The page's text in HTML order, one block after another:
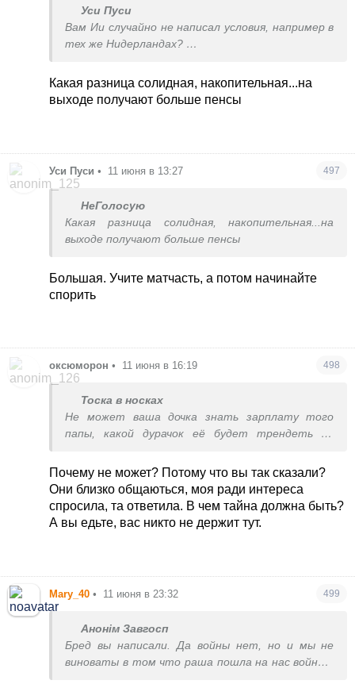
дополняется социальными субсидиями.
Уси Пуси
Вам Ии случайно не написал условия, например в
тех же Нидерландах?
солидарная система. Рекомендую почитать
принцип, а потом начинать умничать
Какая разница солидная, накопительная...на
выходе получают больше пенсы
Уси Пуси • 11 июня в 13:27 497
НеГолосую
Какая разница солидная, накопительная...на
выходе получают больше пенсы
Большая. Учите матчасть, а потом начинайте
спорить
оксюморон • 11 июня в 16:19 498
Тоска в носках
Не может ваша дочка знать зарплату того
папы, какой дурачок её будет трендеть по
И так чтоб не доибались, я белоруска, живу в
Киеве 20лет, тут муж, дети, никогда не хотела
туда вернуться, но последнее время понимаю,
лучше, чем тут
Почему не может? Потому что вы так сказали?
Они близко общаються, моя ради интереса
спросила, та ответила. В чем тайна должна быть?
А вы едьте, вас никто не держит тут.
Mary_40 • 11 июня в 23:32 499
Анонім Завгосп
Бред вы написали. Да войны нет, но и мы не
виноваты в том что раша пошла на нас войной,